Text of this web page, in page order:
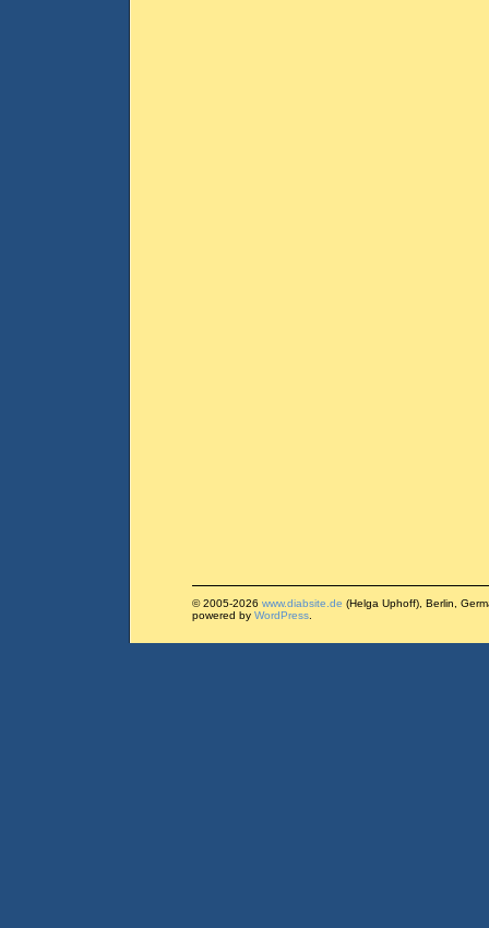
© 2005-2026 www.diabsite.de (Helga Uphoff), Berlin,
powered by WordPress.